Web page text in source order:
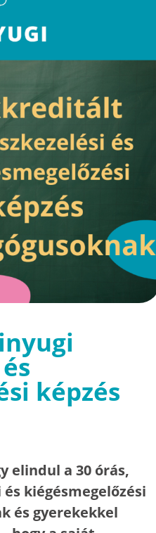
képzés
elindul a 30 órás,
kiégésmegelőzési
és gyerekekkel